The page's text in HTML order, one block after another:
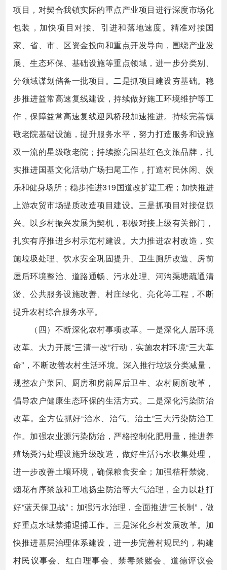
项目，对契合我镇实际的重点产业项目进行深度市场化
包装，加快项目对接、引进和落地速度。精准对接国
家、省、市、区资金投向和重点开发导向，围绕产业发
展、生态环保、基础设施等重点领域，进一步分类别、
分领域谋划储备一批项目。二是抓项目建设夯基础。稳
步推进益常高速复线建设，持续做好施工环境维护等工
作，保障益常高速复线迎风桥段加速推进。持续完善镇
敬老院基础设施，提升服务水平，努力打造服务和设施
双一流的星级敬老院；持续擦亮国基红色文旅品牌，扎
实推进国基文化活动广场扫尾工作，打造村民休闲、娱
乐和健身场所；稳步推进319国道改扩建工程；加快推进
上游农贸市场提质改造项目建设。三是抓项目对接促振
兴。以乡村振兴发展为契机，积极对接上级有关部门，
扎实有序推进乡村示范村建设。大力推进农村改造，实
施垃圾处理、饮水安全巩固提升、卫生厕所改造、房前
屋后环境整治、道路通畅、污水处理、河沟渠塘疏通清
淤、公共服务设施改善、村庄绿化、亮化等工程，不断
提升农村综合服务水平。
（四）不断深化农村事项改革。一是深化人居环境
改革。大力开展“三清一改”行动，实施农村环境“三大革
命”，不断改善农村生活环境。深入推行垃圾分类减量，
规整农户菜园、厨房和房前屋后卫生、农村厕所改革，
倡导农户健康生态环保的生活方式。二是深化污染防治
改革。全方位抓好“治水、治气、治土”三大污染防治工
作。加强农业源污染防治，严格控制化肥用量，推进养
殖场粪污处理设施升级改造，做好生活污水收集处理，
进一步改善土壤环境，确保粮食安全；加强秸秆禁烧、
烟花有序禁放和工地扬尘防治等大气治理，全力以赴打
好“蓝天保卫战”；加强污水治理，全面推进“三长制”，做
好重点水域禁捕退捕工作。三是深化乡村发展改革。加
快推进基层治理体系建设，进一步完善村规民约，构建
村民议事会、红白理事会、禁毒禁赌会、道德评议会